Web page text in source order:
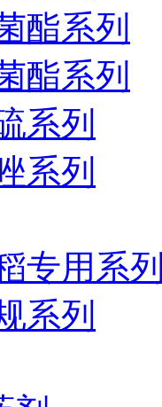
酯系列
酯系列
系列
系列
专用系
系列